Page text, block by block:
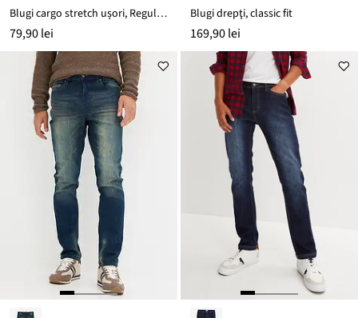
Blugi cargo stretch ușori, Regular Fit, cu talie comodă, Straight
79,90 lei
Blugi drepţi, classic fit
169,90 lei